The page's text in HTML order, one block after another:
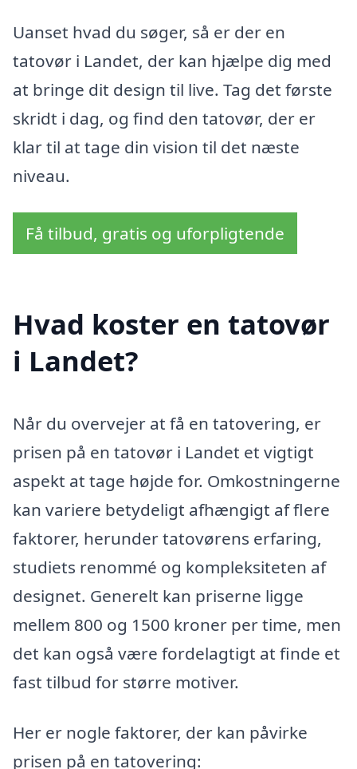
Uanset hvad du søger, så er der en
tatovør i Landet, der kan hjælpe dig med
at bringe dit design til live. Tag det første
skridt i dag, og find den tatovør, der er
klar til at tage din vision til det næste
niveau.
Få tilbud, gratis og uforpligtende
Hvad koster en tatovør
i Landet?
Når du overvejer at få en tatovering, er
prisen på en tatovør i Landet et vigtigt
aspekt at tage højde for. Omkostningerne
kan variere betydeligt afhængigt af flere
faktorer, herunder tatovørens erfaring,
studiets renommé og kompleksiteten af
designet. Generelt kan priserne ligge
mellem 800 og 1500 kroner per time, men
det kan også være fordelagtigt at finde et
fast tilbud for større motiver.
Her er nogle faktorer, der kan påvirke
prisen på en tatovering: